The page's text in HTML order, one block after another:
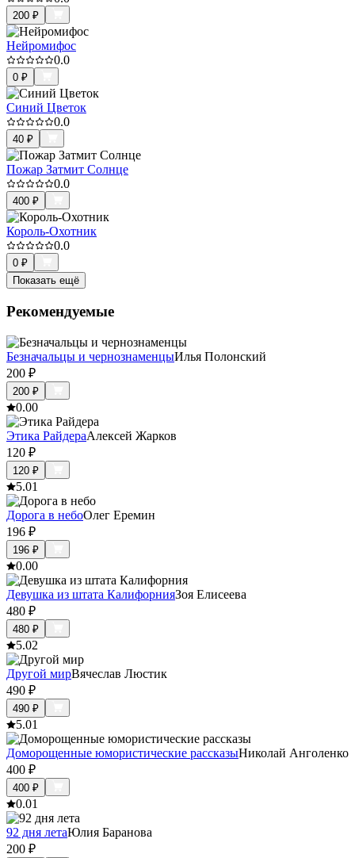
200 ₽
Нейромифос
0.0
0 ₽
Синий Цветок
0.0
40 ₽
Пожар Затмит Солнце
0.0
400 ₽
Король-Охотник
0.0
0 ₽
Показать ещё
Рекомендуемые
Безначальцы и чернознаменцыИлья Полонский
200 ₽
200 ₽
0.00
Этика РайдераАлексей Жарков
120 ₽
120 ₽
5.01
Дорога в небоОлег Еремин
196 ₽
196 ₽
0.00
Девушка из штата КалифорнияЗoя Eлисеева
480 ₽
480 ₽
5.02
Другой мирВячеслав Люстик
490 ₽
490 ₽
5.01
Доморощенные юмористические рассказыНиколай Анголенко
400 ₽
400 ₽
0.01
92 дня летаЮлия Баранова
200 ₽